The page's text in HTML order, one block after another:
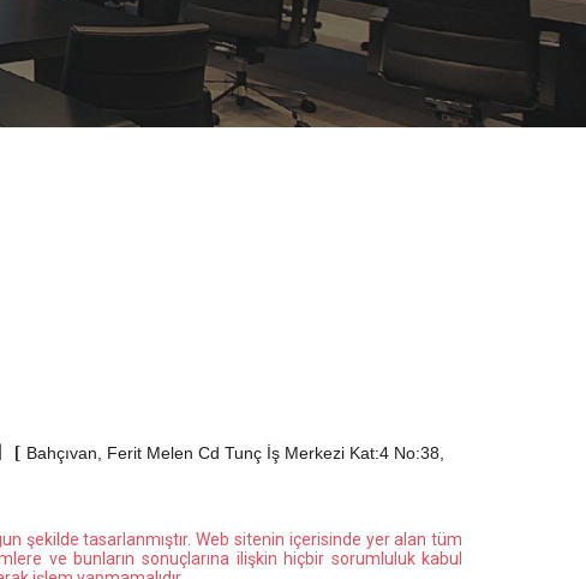
[ Bahçıvan, Ferit Melen Cd Tunç İş Merkezi Kat:4 No:38,
şekilde tasarlanmıştır. Web sitenin içerisinde yer alan tüm
ve bunların sonuçlarına ilişkin hiçbir sorumluluk kabul